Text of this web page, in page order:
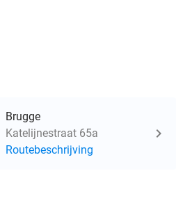
Brugge
Katelijnestraat 65a
Routebeschrijving